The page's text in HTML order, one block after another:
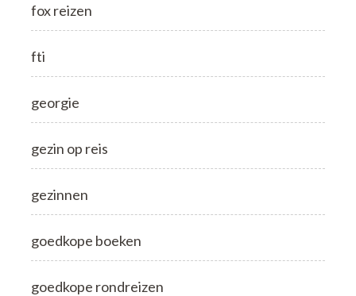
fox reizen
fti
georgie
gezin op reis
gezinnen
goedkope boeken
goedkope rondreizen